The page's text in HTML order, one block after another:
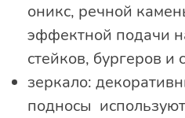
оникс, речной
эффектной подачи
стейков, бургеров и
зеркало:
подносы